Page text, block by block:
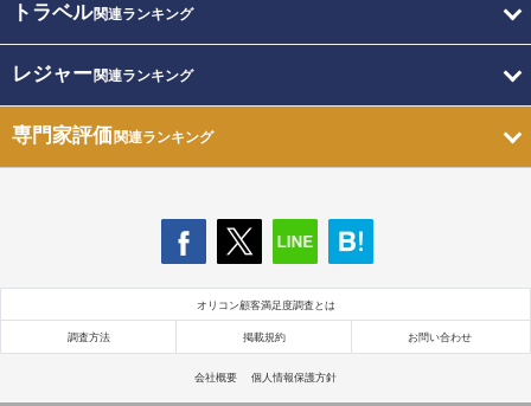
トラベル関連ランキング
レジャー関連ランキング
専門家評価関連ランキング
オリコン顧客満足度調査とは
調査方法 掲載規約 お問い合わせ
会社概要 個人情報保護方針